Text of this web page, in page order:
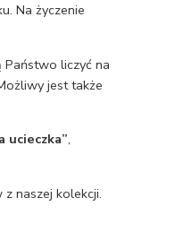
Na życzenie
Państwo liczyć na
jest także
ucieczka”,
naszej kolekcji.